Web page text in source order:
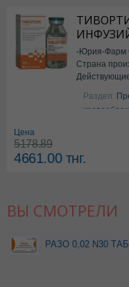
-Юрия-
Страна
Аргинин
Раздел:
Цена
5178.89
4661.00тнг.
ВЫ СМОТРЕЛИ
РАЗО 0,02 N30